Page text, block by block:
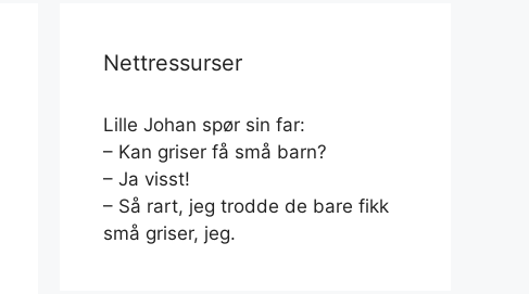
Nettressurser
Lille Johan spør sin far:
– Kan griser få små barn?
– Ja visst!
– Så rart, jeg trodde de bare fikk
små griser, jeg.